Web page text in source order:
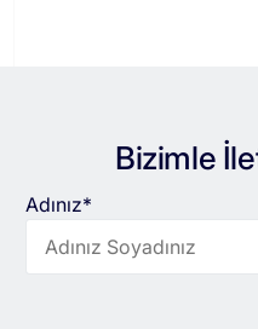
Bizimle
Adınız*